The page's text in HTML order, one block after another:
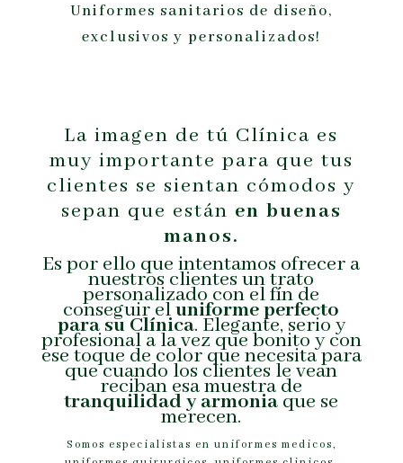
Uniformes sanitarios de diseño,
exclusivos y personalizados!
La imagen de tú Clínica es
muy importante para que tus
clientes se sientan cómodos y
sepan que están en buenas
manos.
Es por ello que intentamos ofrecer a
nuestros clientes un trato
personalizado con el fín de
conseguir eluniforme perfecto
para su Clínica. Elegante, serio y
profesional a la vez que bonito y con
ese toque de color que necesita para
que cuando los clientes le vean
reciban esa muestra de
tranquilidad y armonia que se
merecen.
Somos especialistas en uniformes medicos,